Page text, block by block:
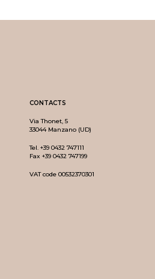
CONTACTS
Via Thonet, 5
33044 Manzano (UD)
Tel. +39 0432 747111
Fax +39 0432 747199
VAT code 00532370301